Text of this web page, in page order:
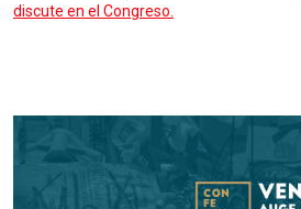
discute en el Congreso.